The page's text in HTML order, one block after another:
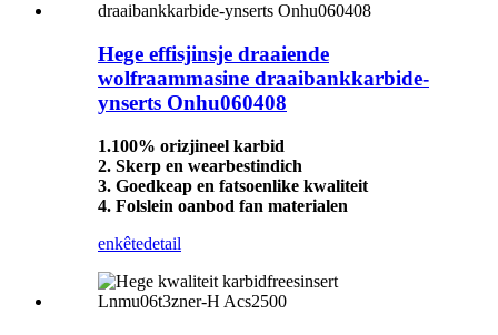
Hege effisjinsje draaiende
wolfraammasine draaibankkarbide-
ynserts Onhu060408
1.100% orizjineel karbid
2. Skerp en wearbestindich
3. Goedkeap en fatsoenlike kwaliteit
4. Folslein oanbod fan materialen
enkêtedetail